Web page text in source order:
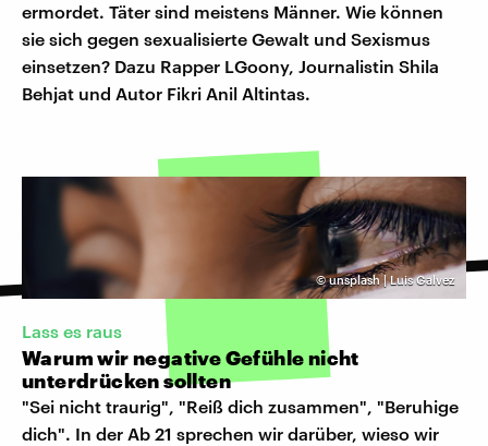
ermordet. Täter sind meistens Männer. Wie können
sie sich gegen sexualisierte Gewalt und Sexismus
einsetzen? Dazu Rapper LGoony, Journalistin Shila
Behjat und Autor Fikri Anil Altintas.
©unsplash | Luis Galvez
Lass es raus
Warum wir negative Gefühle nicht
unterdrücken sollten
"Sei nicht traurig", "Reiß dich zusammen", "Beruhige
dich". In der Ab 21 sprechen wir darüber, wieso wir